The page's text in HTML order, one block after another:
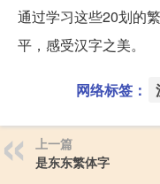
通过学习这些20划的
平，感受汉字之美。
网络标签：
上一篇
是东东繁体字